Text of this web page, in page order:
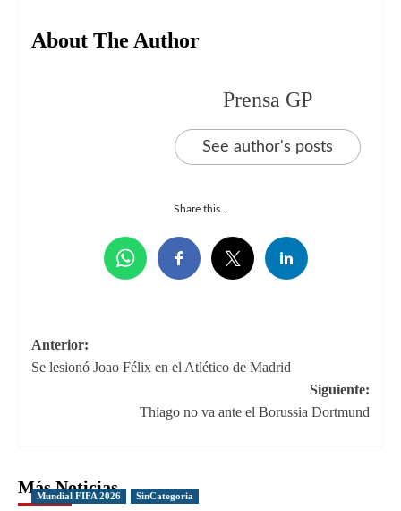
About The Author
Prensa GP
See author's posts
Share this...
Navegación
de
Anterior:
Se lesionó Joao Félix en el Atlético de Madrid
Siguiente:
Thiago no va ante el Borussia Dortmund
Más Noticias
Mundial FIFA 2026 SinCategoria